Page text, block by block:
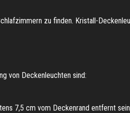
zu finden. Kristall-
von Deckenleuchten sind:
7,5 cm vom Deckenrand entfernt